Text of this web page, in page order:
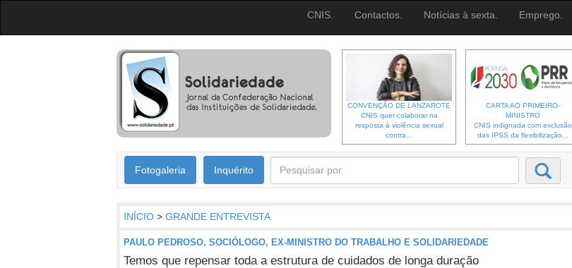
CNIS. Contactos. Notícias à sexta. Emprego.
CONVENÇÃO DE LANZAROTE
CNIS quer colaborar na
resposta à violência sexual
contra...
CARTA AO PRIMEIRO-
MINISTRO
CNIS indignada com exclusão
das IPSS da flexibilização...
Fotogaleria Inquérito
INÍCIO > GRANDE ENTREVISTA
PAULO PEDROSO, SOCIÓLOGO, EX-MINISTRO DO TRABALHO E SOLIDARIEDADE
Temos que repensar toda a estrutura de cuidados de longa duração